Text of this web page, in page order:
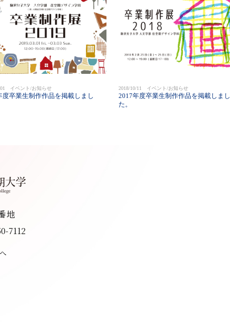
01 イベント/お知らせ
度卒業生制作作品を掲載しまし
2018/10/11 イベント/お知らせ
2017年度卒業生制作作品を掲載しまし
た。
地
7112